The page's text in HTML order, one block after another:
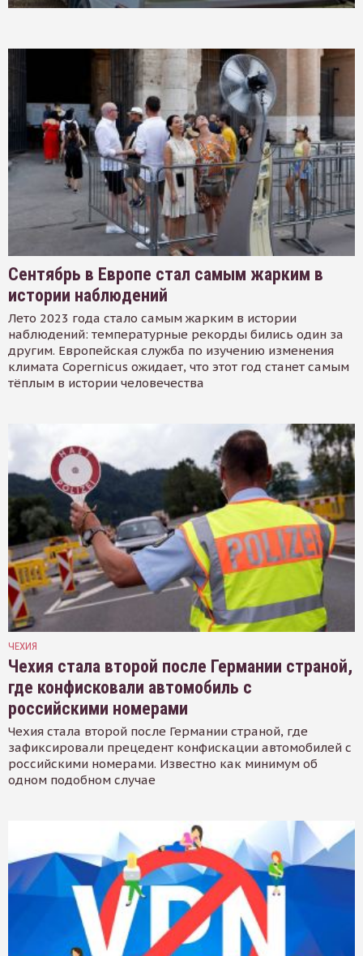
Сентябрь в Европе стал самым жарким в
истории наблюдений
Лето 2023 года стало самым жарким в истории
наблюдений: температурные рекорды бились один за
другим. Европейская служба по изучению изменения
климата Copernicus ожидает, что этот год станет самым
тёплым в истории человечества
ЧЕХИЯ
Чехия стала второй после Германии страной,
где конфисковали автомобиль с
российскими номерами
Чехия стала второй после Германии страной, где
зафиксировали прецедент конфискации автомобилей с
российскими номерами. Известно как минимум об
одном подобном случае